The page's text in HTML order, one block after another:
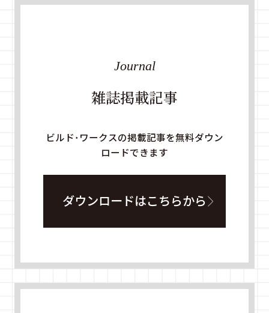
雑誌掲載記事
Journal
ビルド・ワークスの掲載記事を無料ダウン
ロードできます
ダウンロードはこちらから